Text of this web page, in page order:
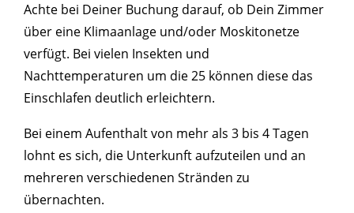
Achte bei Deiner Buchung darauf, ob Dein Zimmer
über eine Klimaanlage und/oder Moskitonetze
verfügt. Bei vielen Insekten und
Nachttemperaturen um die 25 können diese das
Einschlafen deutlich erleichtern.
Bei einem Aufenthalt von mehr als 3 bis 4 Tagen
lohnt es sich, die Unterkunft aufzuteilen und an
mehreren verschiedenen Stränden zu
übernachten.